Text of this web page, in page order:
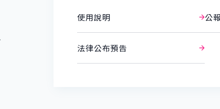
使用說明 公
法律公布預告